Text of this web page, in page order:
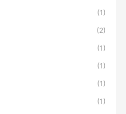
(1)
(2)
(1)
(1)
(1)
(1)